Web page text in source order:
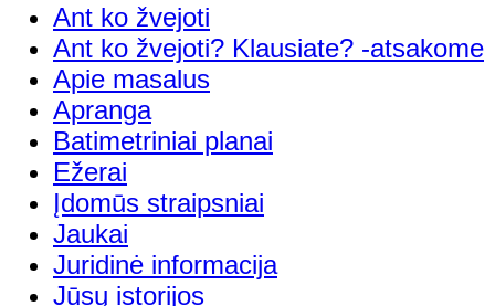
Ant ko žvejoti
Ant ko žvejoti? Klausiate? -atsakome
Apie masalus
Apranga
Batimetriniai planai
Ežerai
Įdomūs straipsniai
Jaukai
Juridinė informacija
Jūsų istorijos